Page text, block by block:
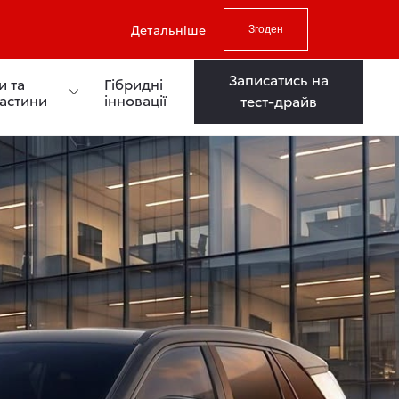
Детальніше Згоден
та Гібридні
інновації
Записатись на
тест-драйв